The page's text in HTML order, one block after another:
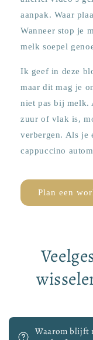
aanpak. Waar
Wanneer stop je
melk soepel
Ik geef in deze
maar dit mag je
niet pas bij melk.
zuur of vlak is,
verbergen. Als je
cappuccino
Plan een
Waarom blijft